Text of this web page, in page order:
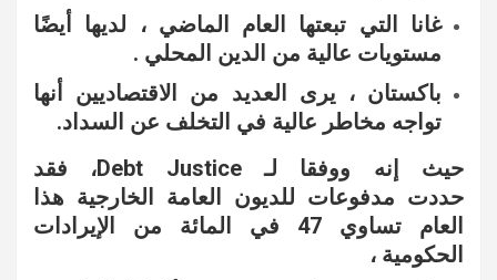
غانا التي تبعتها العام الماضي ، لديها أيضًا
مستويات عالية من الدين المحلي .
باكستان ، يرى العديد من الاقتصاديين أنها
تواجه مخاطر عالية في التخلف عن السداد.
حيث إنه ووفقا لـ Debt Justice، فقد
حددت مدفوعات للديون العامة الخارجية هذا
العام تساوي 47 في المائة من الإيرادات
الحكومية ،